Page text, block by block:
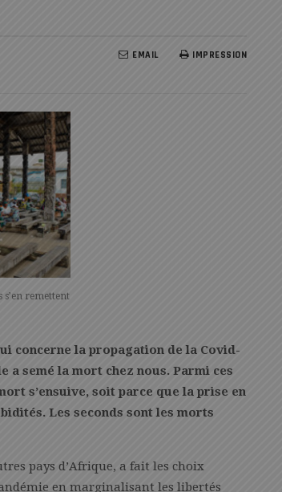
IMPRESSION
EMAIL
s’en remettent
concerne la propagation de la Covid-
a semé la mort chez nous. Parmi ces
s’ensuive, soit parce que la prise en
Les seconds sont les morts
pays d’Afrique, a fait les choix
en marginalisant les libertés